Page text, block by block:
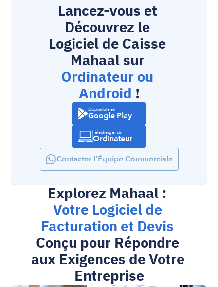
Lancez-vous et
Découvrez le
Logiciel de Caisse
Ordinateur ou
Android !
Disponible en
Google Play
Télécharger sur
Ordinateur
Contacter l'Équipe Commerciale
Votre Logiciel de
Facturation et Devis
Conçu pour Répondre
aux Exigences de Votre
Entreprise